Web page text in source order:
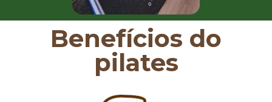
Benefícios do
pilates